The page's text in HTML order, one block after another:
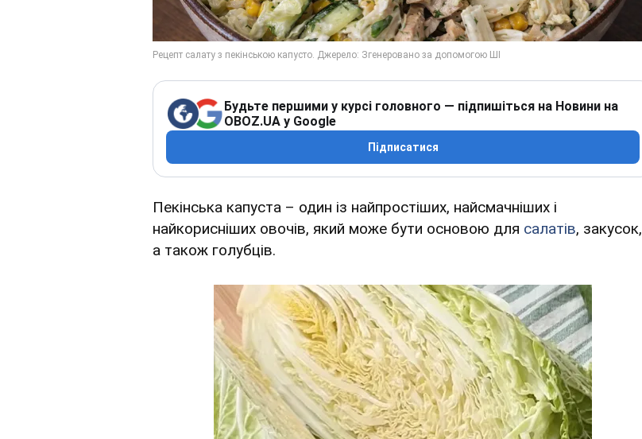
Будьте першими у курсі головного — підпишіться на Новини на
OBOZ.UA у Google
Підписатися
Пекінська капуста – один із найпростіших, найсмачніших і
найкорисніших овочів, який може бути основою для салатів, закусок,
а також голубців.